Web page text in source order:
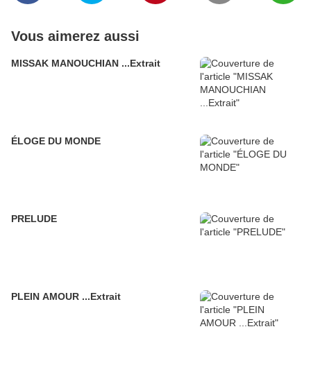
Vous aimerez aussi
MISSAK MANOUCHIAN ...Extrait
ÉLOGE DU MONDE
PRELUDE
PLEIN AMOUR ...Extrait